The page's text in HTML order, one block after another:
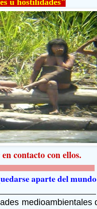
contacto con ellos.
aparte del
medioambientales